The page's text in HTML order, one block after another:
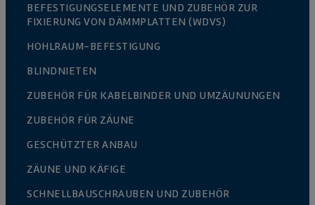
BEFESTIGUNGSELEMENTE UND ZUBEHÖR ZUR
FIXIERUNG VON DÄMMPLATTEN (WDVS)
HOHLRAUM-BEFESTIGUNG
BLINDNIETEN
ZUBEHÖR FÜR KABELBINDER UND UMZÄUNUNGEN
ZUBEHÖR FÜR ZÄUNE
GESCHÜTZTER ANBAU
ZÄUNE UND KÄFIGE
SCHNELLBAUSCHRAUBEN UND ZUBEHÖR